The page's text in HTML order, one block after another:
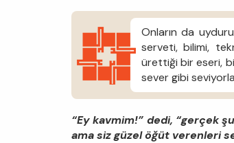
Onların da
serveti, bilimi,
ürettiği bir eseri,
sever gibi
“Ey kavmim!” dedi, “gerçek
ama siz güzel öğüt verenleri